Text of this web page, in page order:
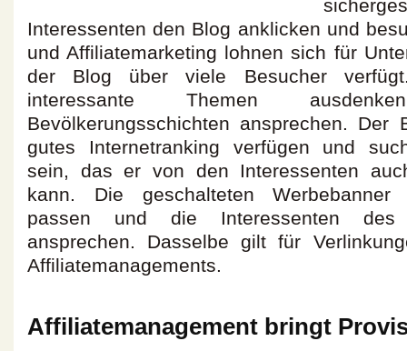
Interessenten den Blog anklicken und
und Affiliatemarketing lohnen sich für
der Blog über viele Besucher
interessante Themen
Bevölkerungsschichten ansprechen. Der
gutes Internetranking verfügen und
sein, das er von den Interessenten
kann. Die geschalteten Werbebanner
passen und die Interessenten des
ansprechen. Dasselbe gilt für
Affiliatemanagements.
Affiliatemanagement bringt